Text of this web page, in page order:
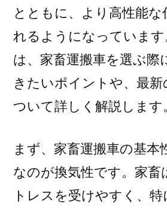
効
果・
楽
し
を
底
解
説)
とともに、より高性能な
れるようになっていま
は、家畜運搬車を選ぶ際
きたいポイントや、最
ついて詳しく解説します
まず、家畜運搬車の基本
なのが換気性です。家畜
トレスを受けやすく、